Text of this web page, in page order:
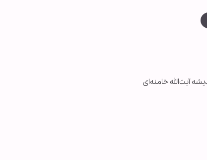
آیت‌الله خامنه‌ای